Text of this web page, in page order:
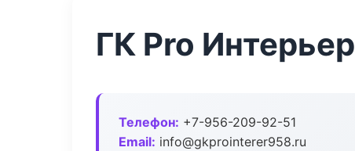
ГК Pro Интерьер
Телефон: +7-956-209-92-51
Email: info@gkprointerer958.ru